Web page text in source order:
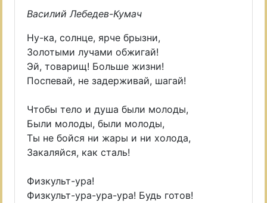
Василий Лебедев-Кумач
Ну-ка, солнце, ярче брызни,
Золотыми лучами обжигай!
Эй, товарищ! Больше жизни!
Поспевай, не задерживай, шагай!
Чтобы тело и душа были молоды,
Были молоды, были молоды,
Ты не бойся ни жары и ни холода,
Закаляйся, как сталь!
Физкульт-ура!
Физкульт-ура-ура-ура! Будь готов!